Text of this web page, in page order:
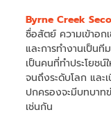
Byrne Creek
ซื่อสัตย์ ความเข้าอก
และการทำงานเป็นที
เป็นคนที่ทำประโยช
จนถึงระดับโลก แล
ปกครองจะมีบทบาท
เช่นกัน